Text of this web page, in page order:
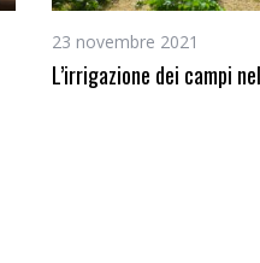
23 novembre 2021
L’irrigazione dei campi